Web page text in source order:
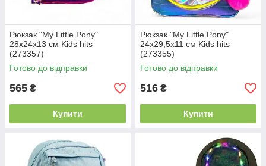
Рюкзак "My Little Pony"
28х24х13 см Kids hits
(273357)
Готово до відправки
565 ₴
Купити
Рюкзак "My Little Pony"
24x29,5x11 см Kids hits
(273355)
Готово до відправки
516 ₴
Купити